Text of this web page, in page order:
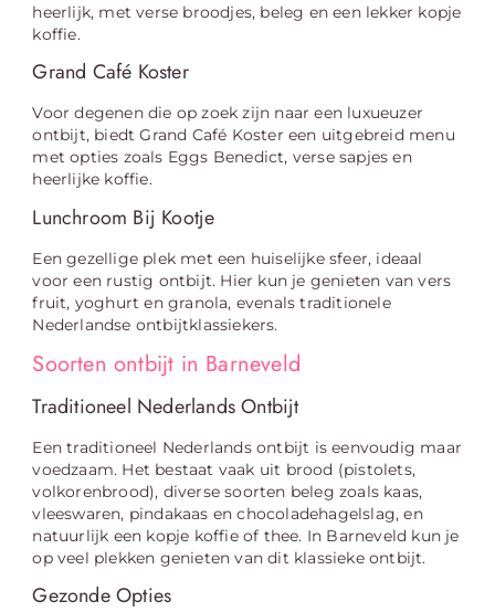
heerlijk, met verse broodjes, beleg en een lekker kopje
koffie.
Grand Café Koster
Voor degenen die op zoek zijn naar een luxueuzer
ontbijt, biedt Grand Café Koster een uitgebreid menu
met opties zoals Eggs Benedict, verse sapjes en
heerlijke koffie.
Lunchroom Bij Kootje
Een gezellige plek met een huiselijke sfeer, ideaal
voor een rustig ontbijt. Hier kun je genieten van vers
fruit, yoghurt en granola, evenals traditionele
Nederlandse ontbijtklassiekers.
Soorten ontbijt in Barneveld
Traditioneel Nederlands Ontbijt
Een traditioneel Nederlands ontbijt is eenvoudig maar
voedzaam. Het bestaat vaak uit brood (pistolets,
volkorenbrood), diverse soorten beleg zoals kaas,
vleeswaren, pindakaas en chocoladehagelslag, en
natuurlijk een kopje koffie of thee. In Barneveld kun je
op veel plekken genieten van dit klassieke ontbijt.
Gezonde Opties